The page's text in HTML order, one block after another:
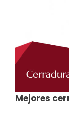
Mejores